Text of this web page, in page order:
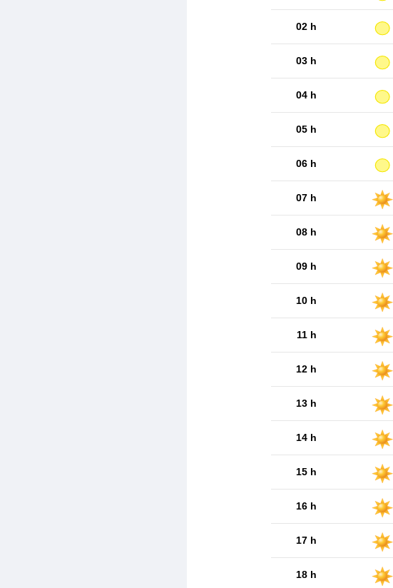
02 h
03 h
04 h
05 h
06 h
07 h
08 h
09 h
10 h
11 h
12 h
13 h
14 h
15 h
16 h
17 h
18 h